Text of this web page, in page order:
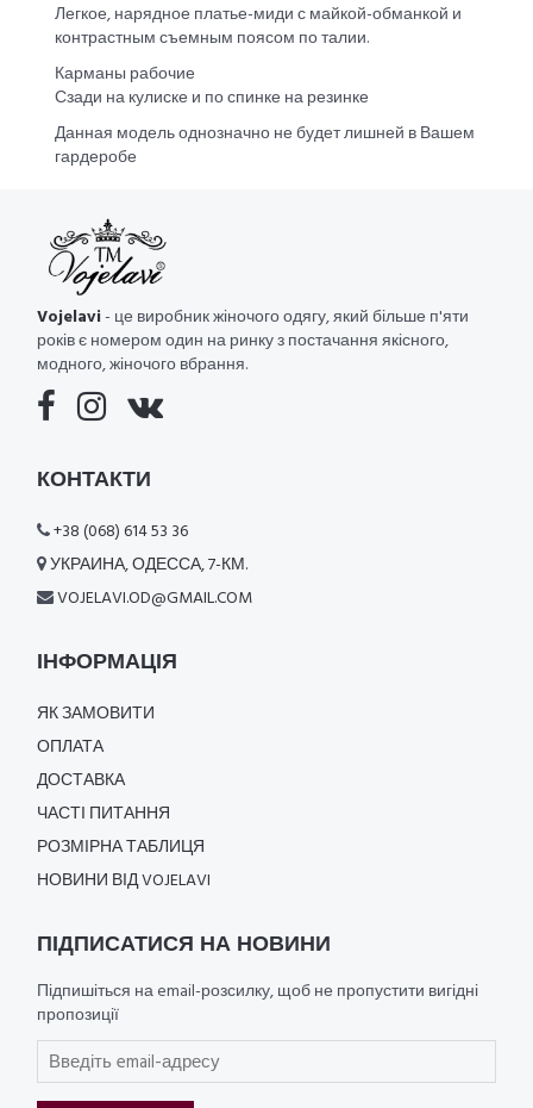
Легкое, нарядное платье-миди с майкой-обманкой и
контрастным съемным поясом по талии.
Карманы рабочие
Сзади на кулиске и по спинке на резинке
Данная модель однозначно не будет лишней в Вашем
гардеробе
Vojelavi- це виробник жіночого одягу, який більше п'яти
років є номером один на ринку з постачання якісного,
модного, жіночого вбрання.
КОНТАКТИ
+38 (068) 614 53 36
УКРАИНА, ОДЕССА, 7-КМ.
VOJELAVI.OD@GMAIL.COM
ІНФОРМАЦІЯ
ЯК ЗАМОВИТИ
ОПЛАТА
ДОСТАВКА
ЧАСТІ ПИТАННЯ
РОЗМІРНА ТАБЛИЦЯ
НОВИНИ ВІД VOJELAVI
ПІДПИСАТИСЯ НА НОВИНИ
Підпишіться на email-розсилку, щоб не пропустити вигідні
пропозиції